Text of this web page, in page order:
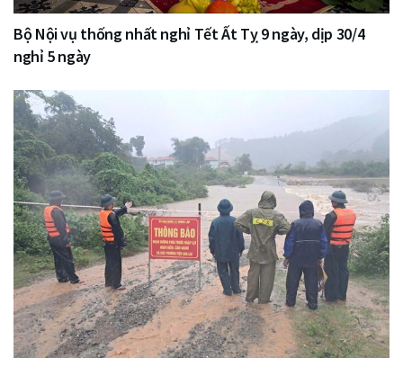
Bộ Nội vụ thống nhất nghỉ Tết Ất Tỵ 9 ngày, dịp 30/4
nghỉ 5 ngày